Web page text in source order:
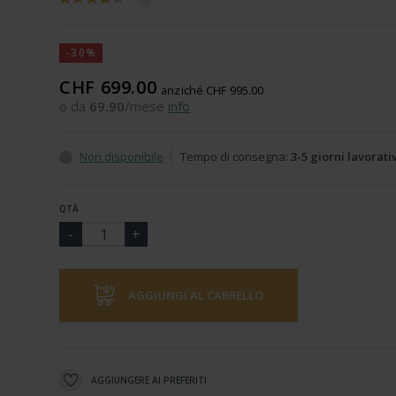
-30%
CHF 699.00 anziché CHF 995.00
o da 69.90/mese info
Non disponibile Tempo di consegna: 3-5 giorni
QTÀ
AGGIUNGI AL CARRELLO
AGGIUNGERE AI PREFERITI